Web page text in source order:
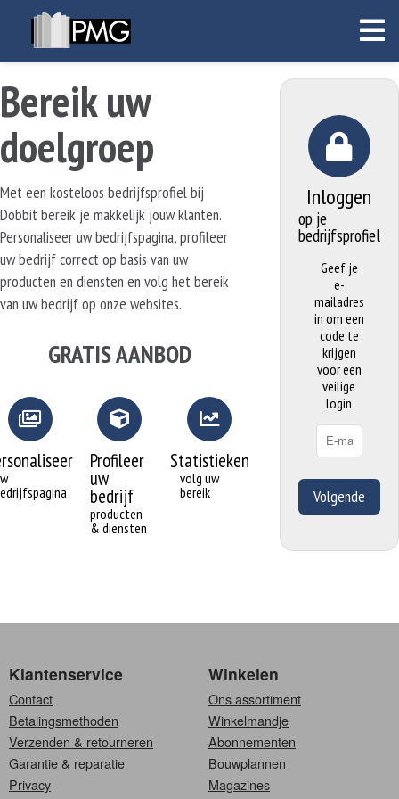
Bereik uw
doelgroep
Met een kosteloos bedrijfsprofiel bij
Dobbit bereik je makkelijk jouw klanten.
Personaliseer uw bedrijfspagina, profileer
uw bedrijf correct op basis van uw
producten en diensten en volg het bereik
van uw bedrijf op onze websites.
GRATIS AANBOD
Profileer
uw
bedrijf
producten
& diensten
Statistieken
volg uw
bereik
Inloggen
op je
bedrijfsprofiel
Geef je
e-
mailadres
in om een
code te
krijgen
voor een
veilige
login
Volgende
Klantenservice
Contact
Betalingsmethoden
Verzenden & retourneren
Garantie & reparatie
Privacy
Winkelen
Ons assortiment
Winkelmandje
Abonnementen
Bouwplannen
Magazines